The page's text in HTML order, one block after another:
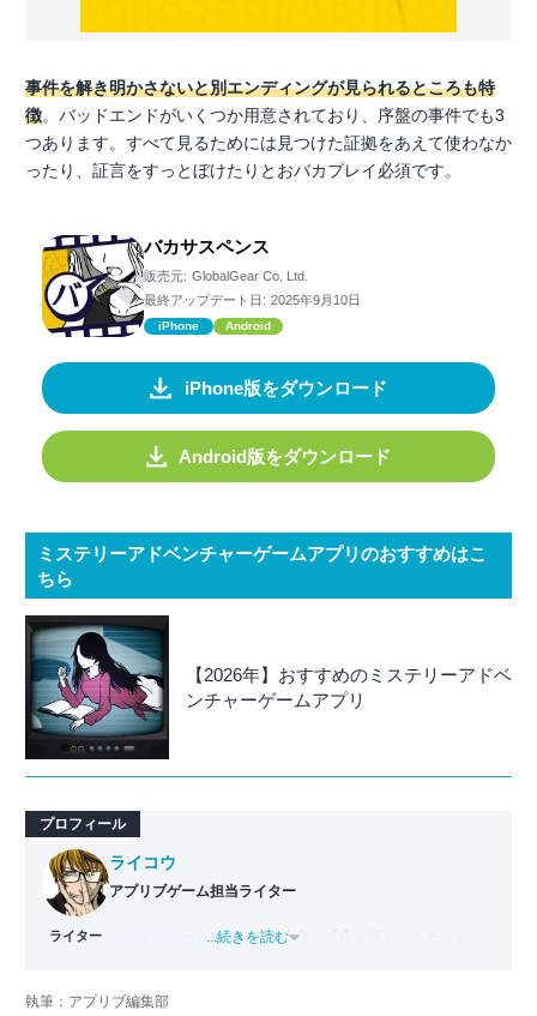
事件を解き明かさないと別エンディングが見られるところも特
徴。バッドエンドがいくつか用意されており、序盤の事件でも3
つあります。すべて見るためには見つけた証拠をあえて使わなか
ったり、証言をすっとぼけたりとおバカプレイ必須です。
バカサスペンス
販売元: GlobalGear Co. Ltd.
最終アップデート日: 2025年9月10日
iPhone Android
iPhone版をダウンロード
Android版をダウンロード
ミステリーアドベンチャーゲームアプリのおすすめはこ
ちら
【2026年】おすすめのミステリーアドベ
ンチャーゲームアプリ
プロフィール
ライター
ライコウ
アプリブゲーム担当ライター
バンタンゲームアカデミー 出身。「広く深く」をモットー
ゲームだけでも1,000本以上。ゲーム開発者を目指した経験
...続きを読む
執筆：アプリブ編集部